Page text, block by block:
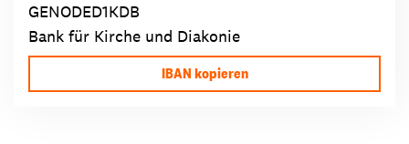
GENODED1KDB
Bank für Kirche und Diakonie
IBAN kopieren